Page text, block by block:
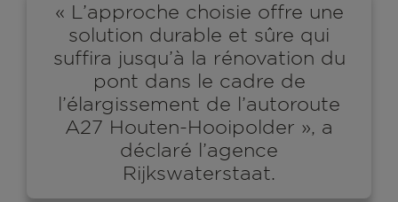
« L’approche choisie offre une
solution durable et sûre qui
suffira jusqu’à la rénovation du
pont dans le cadre de
l’élargissement de l’autoroute
A27 Houten-Hooipolder », a
déclaré l’agence
Rijkswaterstaat.